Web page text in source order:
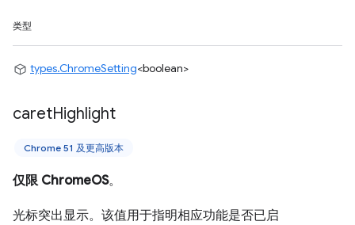
类型
types.ChromeSetting<boolean>
caretHighlight
Chrome 51 及更高版本
仅限 ChromeOS。
光标突出显示。该值用于指明相应功能是否已启